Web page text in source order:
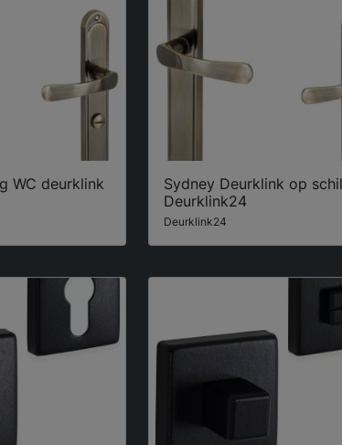
WC deurklink
Sydney Deurklink op
Deurklink24
Deurklink24